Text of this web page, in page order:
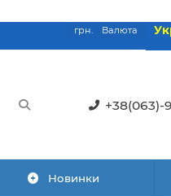
грн. Валюта
+38(063)-
Новинки